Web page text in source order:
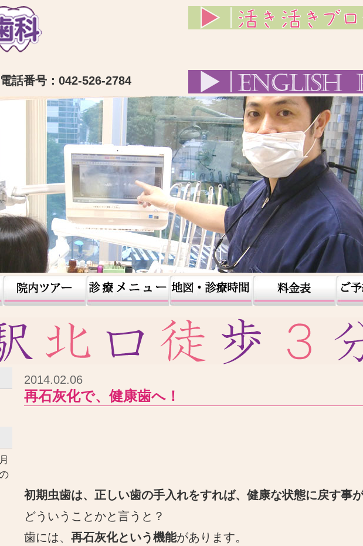
話番号：042-526-2784
2014.02.06
再石灰化で、健康歯へ！
初期虫歯は、正しい歯の手入れをすれば、健康な状態に戻す事が
どういうことかと言うと？
歯には、 再石灰化という機能があります。